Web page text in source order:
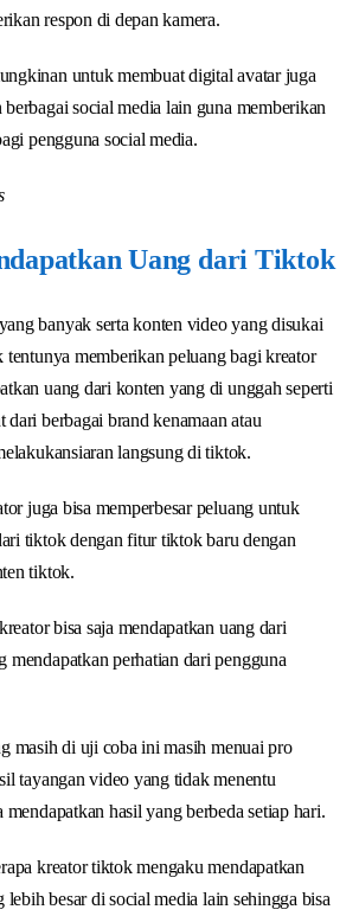
respon di depan kamera.
untuk membuat digital avatar juga
social media lain guna memberikan
pengguna social media.
Uang dari Tiktok
banyak serta konten video yang disukai
memberikan peluang bagi kreator
uang dari konten yang di unggah seperti
dari berbagai brand kenamaan atau
langsung di tiktok.
juga bisa memperbesar peluang untuk
tiktok dengan fitur tiktok baru dengan
tiktok.
bisa saja mendapatkan uang dari
mendapatkan perhatian dari pengguna
masih di uji coba ini masih menuai pro
tayangan video yang tidak menentu
mendapatkan hasil yang berbeda setiap hari.
kreator tiktok mengaku mendapatkan
lebih besar di social media lain sehingga bisa